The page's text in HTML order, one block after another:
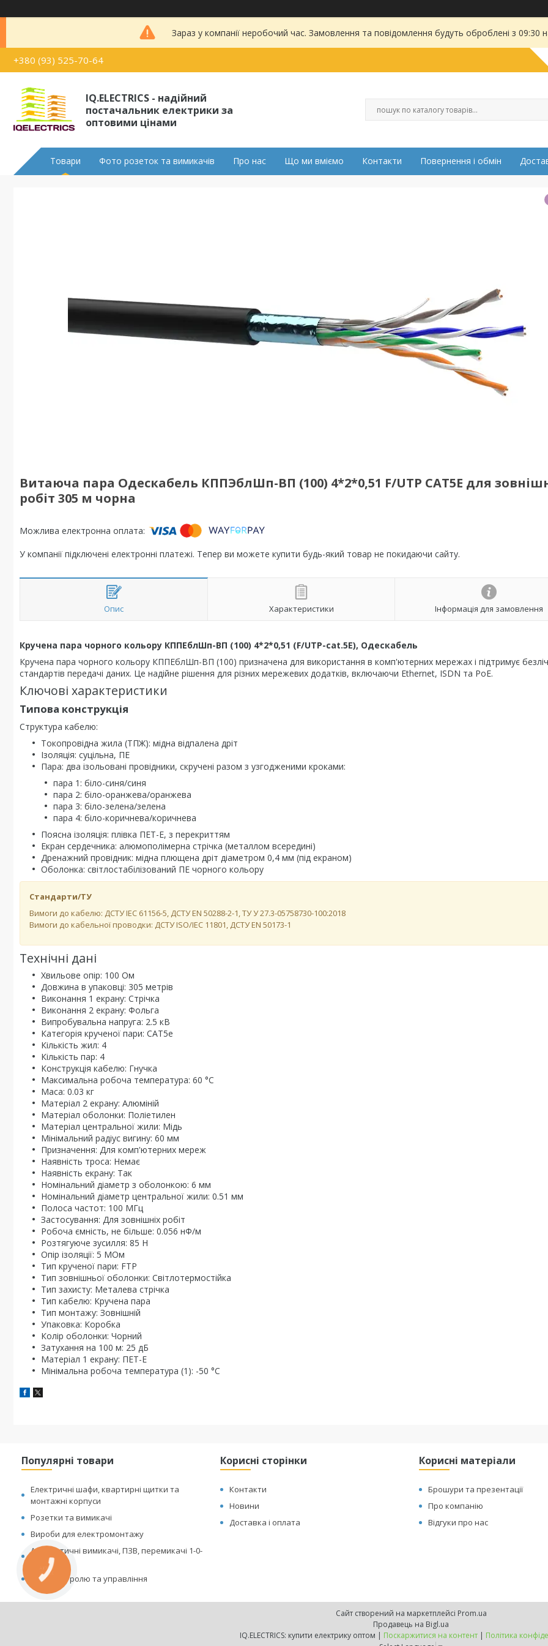
Зараз у компанії неробочий час. Замовлення та повідомлення будуть оброблені з
+380 (93) 525-70-64
IQ.ELECTRICS - надійний
постачальник електрики за
оптовими цінами
Товари Фото розеток та вимикачів Про нас Що ми вміємо Контакти Повернення і обмін
Витаюча пара Одескабель КППЭблШп-ВП (100) 4*2*0,51 F/UTP CAT5E для
робіт 305 м чорна
У компанії підключені електронні платежі. Тепер ви можете купити будь-який товар не покидаючи сайту.
Опис Характеристики Інформація для замовлення
Кручена пара чорного кольору КППЕблШп-ВП (100) 4*2*0,51 (F/UTP-cat.5E), Одескабель
Кручена пара чорного кольору КППЕблШп-ВП (100) призначена для використання в комп'ютерних мережах і підтримує безліч
стандартів передачі даних. Це надійне рішення для різних мережевих додатків, включаючи Ethernet, ISDN та PoE.
Ключові характеристики
Типова конструкція
Структура кабелю:
Токопровідна жила (ТПЖ): мідна відпалена дріт
Ізоляція: суцільна, ПЕ
Пара: два ізольовані провідники, скручені разом з узгодженими кроками:
пара 1: біло-синя/синя
пара 2: біло-оранжева/оранжева
пара 3: біло-зелена/зелена
пара 4: біло-коричнева/коричнева
Поясна ізоляція: плівка ПЕТ-Е, з перекриттям
Екран сердечника: алюмополімерна стрічка (металлом всередині)
Дренажний провідник: мідна плющена дріт діаметром 0,4 мм (під екраном)
Оболонка: світлостабілізований ПЕ чорного кольору
Стандарти/ТУ
Вимоги до кабелю: ДСТУ IEC 61156-5, ДСТУ EN 50288-2-1, ТУ У 27.3-05758730-100:2018
Вимоги до кабельної проводки: ДСТУ ISO/IEC 11801, ДСТУ EN 50173-1
Технічні дані
Хвильове опір: 100 Ом
Довжина в упаковці: 305 метрів
Виконання 1 екрану: Стрічка
Виконання 2 екрану: Фольга
Випробувальна напруга: 2.5 кВ
Категорія крученої пари: CAT5e
Кількість жил: 4
Кількість пар: 4
Конструкція кабелю: Гнучка
Максимальна робоча температура: 60 °C
Маса: 0.03 кг
Матеріал 2 екрану: Алюміній
Матеріал оболонки: Поліетилен
Матеріал центральної жили: Мідь
Мінімальний радіус вигину: 60 мм
Призначення: Для комп'ютерних мереж
Наявність троса: Немає
Наявність екрану: Так
Номінальний діаметр з оболонкою: 6 мм
Номінальний діаметр центральної жили: 0.51 мм
Полоса частот: 100 МГц
Застосування: Для зовнішніх робіт
Робоча ємність, не більше: 0.056 нФ/м
Розтягуюче зусилля: 85 Н
Опір ізоляції: 5 МОм
Тип крученої пари: FTP
Тип зовнішньої оболонки: Світлотермостійка
Тип захисту: Металева стрічка
Тип кабелю: Кручена пара
Тип монтажу: Зовнішній
Упаковка: Коробка
Колір оболонки: Чорний
Затухання на 100 м: 25 дБ
Матеріал 1 екрану: ПЕТ-Е
Мінімальна робоча температура (1): -50 °C
Популярні товари
Електричні шафи, квартирні щитки та
монтажні корпуси
Розетки та вимикачі
Вироби для електромонтажу
Автоматичні вимикачі, ПЗВ, перемикачі 1-0-
Реле контролю та управління
Корисні сторінки
Контакти
Новини
Доставка і оплата
Корисні матеріали
Брошури та презентації
Про компанію
Відгуки про нас
Сайт створений на маркетплейсі Prom.ua
Продавець на Bigl.ua
IQ.ELECTRICS: купити електрику оптом | Поскаржитися на контент | Політика
КНОПКА
ЗВ'ЯЗКУ